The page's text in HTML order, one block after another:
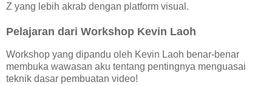
Z yang lebih akrab dengan platform visual.
Pelajaran dari Workshop Kevin Laoh
Workshop yang dipandu oleh Kevin Laoh benar-benar
membuka wawasan aku tentang pentingnya menguasai
teknik dasar pembuatan video!